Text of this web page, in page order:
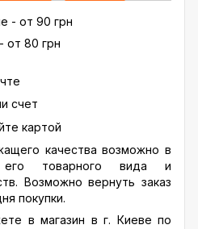
- от 90 грн
от 80 грн
счет
картой
качества возможно в
его товарного вида и
Возможно вернуть заказ
покупки.
в магазин в г. Киеве по